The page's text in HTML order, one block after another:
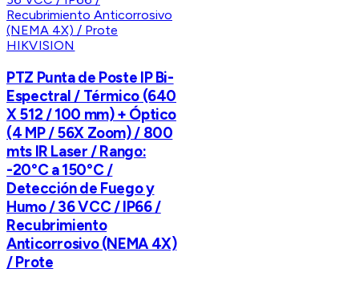
HIKVISION
PTZ Punta de Poste IP Bi-
Espectral / Térmico (640
X 512 / 100 mm) + Óptico
(4 MP / 56X Zoom) / 800
mts IR Laser / Rango:
-20°C a 150°C /
Detección de Fuego y
Humo / 36 VCC / IP66 /
Recubrimiento
Anticorrosivo (NEMA 4X)
/ Prote